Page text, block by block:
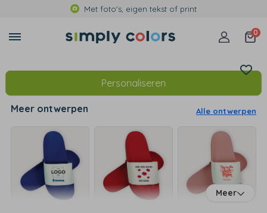
Met foto's, eigen tekst of print
0
Personaliseren
Meer ontwerpen Alle ontwerpen
Meer